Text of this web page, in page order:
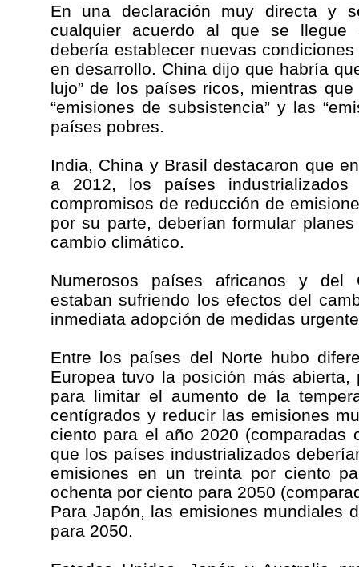
En una declaración muy directa y
cualquier acuerdo al que se llegue
debería establecer nuevas
en desarrollo. China dijo que habría
lujo” de los países ricos, mientras
“emisiones de subsistencia” y las
países pobres.
India, China y Brasil destacaron que
a 2012, los países industrializados
compromisos de reducción de
por su parte, deberían formular
cambio climático.
Numerosos países africanos y del
estaban sufriendo los efectos del
inmediata adopción de medidas
Entre los países del Norte hubo
Europea tuvo la posición más abierta,
para limitar el aumento de la
centígrados y reducir las emisiones
ciento para el año 2020 (comparadas
que los países industrializados
emisiones en un treinta por ciento
ochenta por ciento para 2050
Para Japón, las emisiones mundiales
para 2050.